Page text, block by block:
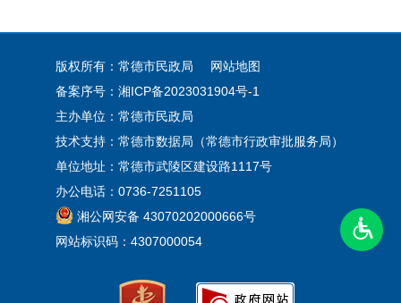
版权所有：常德市民政局
网站地图
备案序号： 湘ICP备2023031904号-1
主办单位：常德市民政局
技术支持：常德市数据局（常德市行政审批服务局）
单位地址：常德市武陵区建设路1117号
办公电话：0736-7251105
湘公网安备 43070202000666号
网站标识码：4307000054